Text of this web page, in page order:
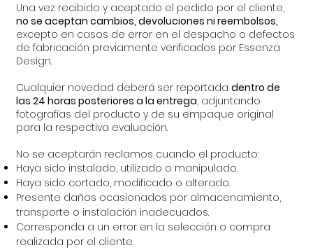
Una vez recibido y aceptado el pedido por el cliente,
no se aceptan cambios, devoluciones ni reembolsos,
excepto en casos de error en el despacho o defectos
de fabricación previamente verificados por Essenza
Design.
Cualquier novedad deberá ser reportadadentro de
las 24 horas posteriores a la entrega, adjuntando
fotografías del producto y de su empaque original
para la respectiva evaluación.
No se aceptarán reclamos cuando el producto:
Haya sido instalado, utilizado o manipulado.
Haya sido cortado, modificado o alterado.
Presente daños ocasionados por almacenamiento,
transporte o instalación inadecuados.
Corresponda a un error en la selección o compra
realizada por el cliente.